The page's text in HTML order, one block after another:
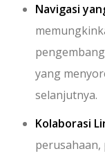
Navigasi
yang
selanjutnya.
Kolaborasi